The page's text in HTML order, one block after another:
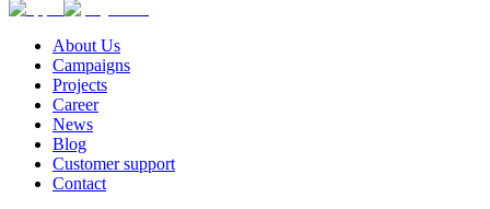
About Us
Campaigns
Projects
Career
News
Blog
Customer support
Contact